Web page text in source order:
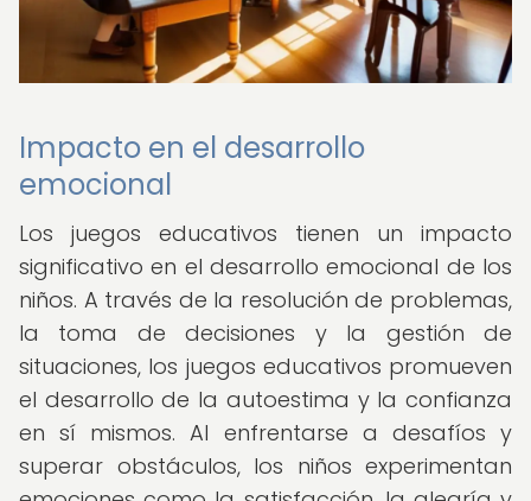
Impacto en el desarrollo
emocional
Los juegos educativos tienen un impacto
significativo en el desarrollo emocional de los
niños. A través de la resolución de problemas,
la toma de decisiones y la gestión de
situaciones, los juegos educativos promueven
el desarrollo de la autoestima y la confianza
en sí mismos. Al enfrentarse a desafíos y
superar obstáculos, los niños experimentan